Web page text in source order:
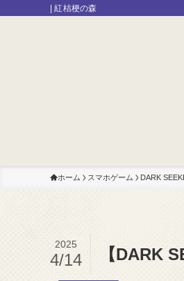
| 紅桔梗の森
ホーム スマホゲーム DARK
【DARK
2025
4/14